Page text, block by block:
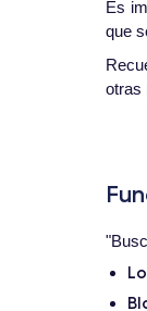
Es
que
otras